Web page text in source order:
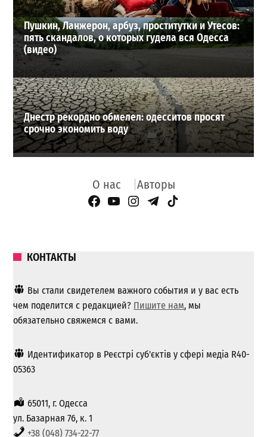
Пушкин, Ланжерон, арбуз, проститутки и Утесов:
пять скандалов, о которых гудела вся Одесса
(видео)
Днестр рекордно обмелел: одесситов просят
срочно экономить воду
О нас Авторы
Facebook Page
YouTube
Instagram
Telegram
TikTok
КОНТАКТЫ
Вы стали свидетелем важного события и у вас есть
чем поделится с редакцией? Пишите нам, мы
обязательно свяжемся с вами.
Идентификатор в Реєстрі суб'єктів у сфері медіа R40-
05363
65011, г. Одесса
ул. Базарная 76, к. 1
+38 (048) 734-22-77